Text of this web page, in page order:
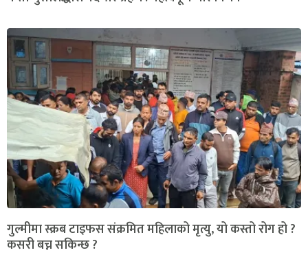
गुल्मीमा स्क्रब टाइफस संक्रमित महिलाको मृत्यु, यो कस्तो रोग हो ?
कसरी बच्न सकिन्छ ?